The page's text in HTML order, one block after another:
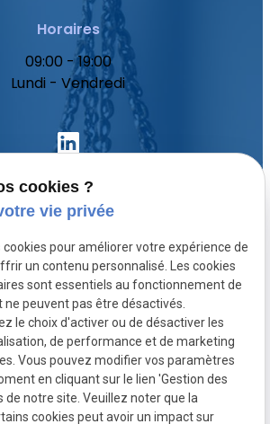
Horaires
09:00 - 19:00
Lundi - Vendredi
Votre avocat
de compétence
Actualités
Contact
Mentions légales
cookies ?
vie privée
cookies pour améliorer votre expérience de
un contenu personnalisé. Les cookies
sont essentiels au fonctionnement de
ne peuvent pas être désactivés.
le choix d'activer ou de désactiver les
de performance et de marketing
Vous pouvez modifier vos paramètres
en cliquant sur le lien 'Gestion des
de notre site. Veuillez noter que la
cookies peut avoir un impact sur